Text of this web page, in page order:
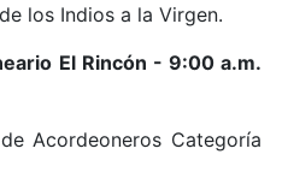
los Indios a la Virgen.
El Rincón - 9:00 a.m.
Acordeoneros Categoría